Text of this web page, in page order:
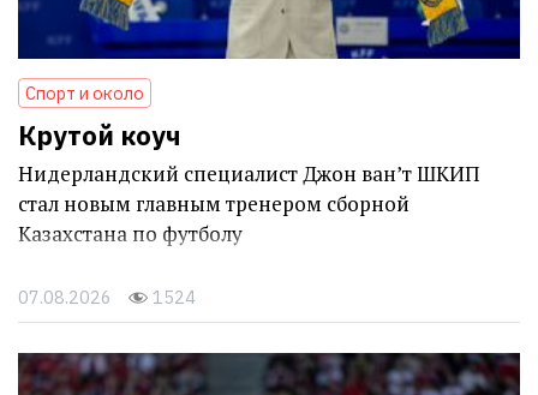
Спорт и около
Крутой коуч
Нидерландский специалист Джон ван’т ШКИП
стал новым главным тренером сборной
Казахстана по футболу
07.08.2026 1524